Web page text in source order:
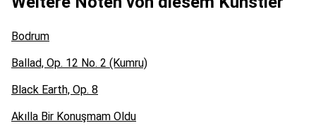
Bodrum
Ballad, Op. 12 No. 2 (Kumru)
Black Earth, Op. 8
Akılla Bir Konuşmam Oldu